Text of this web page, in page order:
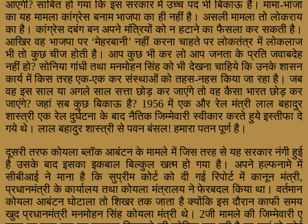
आएगी? साबित हो गया कि इस सरकार में उच्च पद भी बिकाऊ हैं। मामा-भांजा
का यह मामला कांग्रेस बनाम भाजपा का ही नहीं है। असली मामला तो लोकराय
का है। कांग्रेस दबंग बन अपने मंत्रियों को न हटाने का फैसला कर सकती है।
आखिर वह भाजपा पर ‘मेहरबानी’ नहीं करना चाहते पर लोकतंत्र में लोकलाज
भी तो कुछ चीज होती है। आप कुछ भी कर लो आप जनता के प्रति जवाबदेह
नहीं हो? सोनिया गांधी तथा मनमोहन सिंह को भी देखना चाहिये कि उनके शासन
कार्य में किस तरह एक-एक कर संस्थाओं को तहस-नहस किया जा रहा है। जब
वह इस साल या अगले साल सत्ता छोड़ कर जाएंगे तो वह कैसा भारत छोड़ कर
जाएंगे? जहां सब कुछ बिकाऊ है? 1956 में एक और रेल मंत्री लाल बहादुर
शास्त्री एक रेल दुर्घटना के बाद नैतिक जिम्मेवारी स्वीकार करते हुये इस्तीफा दे
गये थे। लाल बहादुर शास्त्री से पवन बंसल! हमारा पतन पूर्ण है।
दूसरी तरफ कोयला ब्लॉक आबंटन के मामले में जिस तरह से यह सरकार नंगी हुई
है उसके बाद इसका इकबाल बिल्कुल खत्म हो गया है। अपने हल्फनामे में
सीबीआई ने माना है कि सुप्रीम कोर्ट को दी गई रिपोर्ट में कानून मंत्री,
प्रधानमंत्री के कार्यालय तथा कोयला मंत्रालय ने फेरबदल किया था। वर्तमान
कोयला आबंटन घोटाला तो शिखर तक जाता है क्योंकि इस दौरान काफी समय
खुद प्रधानमंत्री मनमोहन सिंह कोयला मंत्री थे। 2जी मामले की जिम्मेवारी ए